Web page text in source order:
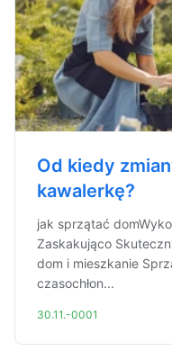
Od kiedy
kawalerkę?
jak sprzątać
Zaskakująco
dom i mieszkanie
czasochłon...
30.11.-0001